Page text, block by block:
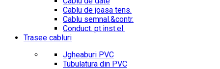
Cablu de joasa tens.
Cablu semnal.&contr.
Conduct. pt.inst.el.
Trasee cabluri
Jgheaburi PVC
Tubulatura din PVC